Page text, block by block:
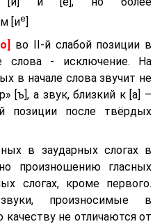
[ие
во II-й слабой позиции в
слова - исключение. На
в начале слова звучит не
[ъ], а звук, близкий к [а] –
позиции после твёрдых
в заударных слогах в
произношению гласных
слогах, кроме первого.
произносимые в
качеству не отличаются от